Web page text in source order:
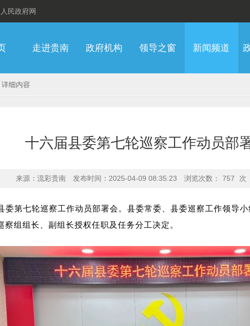
民政府网
走进贵南 政府机构 领导之窗 新闻频道
详细内容
十六届县委第七轮巡察工作动员部
来源：流彩贵南 发布时间：2025-04-09 08:35:23 浏览次数： 757 次
委第七轮巡察工作动员部署会。县委常委、县委巡察工作领导
组组长、副组长授权任职及任务分工决定。